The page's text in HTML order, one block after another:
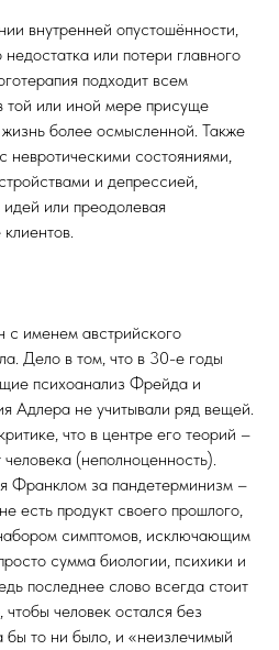
внутренней опустошённости,
или потери главного
подходит всем
той или иной мере присуще
более осмысленной. Также
невротическими состояниями,
и депрессией,
или преодолевая
с именем австрийского
Дело в том, что в 30-е годы
психоанализ Фрейда и
Адлера не учитывали ряд вещей.
что в центре его теорий –
(неполноценность).
Франклом за пандетерминизм –
есть продукт своего прошлого,
симптомов, исключающим
сумма биологии, психики и
последнее слово всегда стоит
человек остался без
бы то ни было, и «неизлечимый